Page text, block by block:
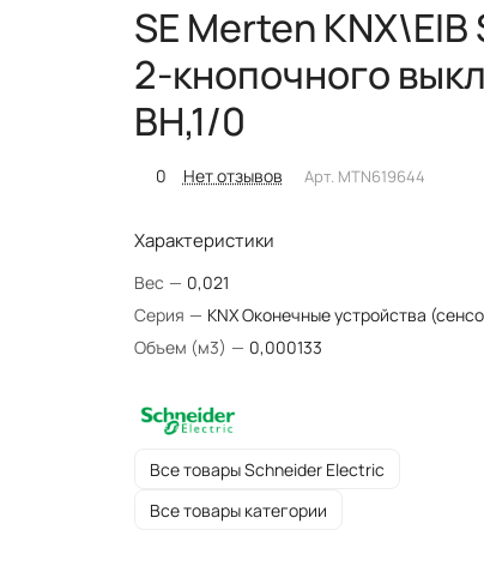
SE Merten
2-кнопочного
ВН,1/0
0 Нет отзывов Арт. MTN619644
Характеристики
Вес — 0,021
Серия — KNX Оконечные устройства
Объем (м3) — 0,000133
Все товары Schneider Electric
Все товары категории